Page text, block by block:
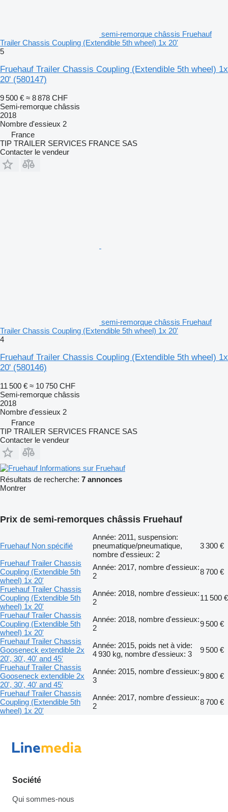
semi-remorque châssis Fruehauf
Trailer Chassis Coupling (Extendible 5th wheel) 1x 20'
5
Fruehauf Trailer Chassis Coupling (Extendible 5th wheel) 1x
20' (580147)
9 500 € ≈ 8 878 CHF
Semi-remorque châssis
2018
Nombre d'essieux 2
France
TIP TRAILER SERVICES FRANCE SAS
Contacter le vendeur
semi-remorque châssis Fruehauf
Trailer Chassis Coupling (Extendible 5th wheel) 1x 20'
4
Fruehauf Trailer Chassis Coupling (Extendible 5th wheel) 1x
20' (580146)
11 500 € ≈ 10 750 CHF
Semi-remorque châssis
2018
Nombre d'essieux 2
France
TIP TRAILER SERVICES FRANCE SAS
Contacter le vendeur
Informations sur Fruehauf
Résultats de recherche: 7 annonces
Montrer
Prix de semi-remorques châssis Fruehauf
Fruehauf Non spécifié
Année: 2011, suspension:
pneumatique/pneumatique,
nombre d'essieux: 2
3 300 €
Fruehauf Trailer Chassis
Coupling (Extendible 5th
wheel) 1x 20'
Année: 2017, nombre d'essieux:
2
8 700 €
Fruehauf Trailer Chassis
Coupling (Extendible 5th
wheel) 1x 20'
Année: 2018, nombre d'essieux:
2
11 500 €
Fruehauf Trailer Chassis
Coupling (Extendible 5th
wheel) 1x 20'
Année: 2018, nombre d'essieux:
2
9 500 €
Fruehauf Trailer Chassis
Gooseneck extendible 2x
20', 30', 40' and 45'
Année: 2015, poids net à vide:
4 930 kg, nombre d'essieux: 3
9 500 €
Fruehauf Trailer Chassis
Gooseneck extendible 2x
20', 30', 40' and 45'
Année: 2015, nombre d'essieux:
3
9 800 €
Fruehauf Trailer Chassis
Coupling (Extendible 5th
wheel) 1x 20'
Année: 2017, nombre d'essieux:
2
8 700 €
Société
Qui sommes-nous